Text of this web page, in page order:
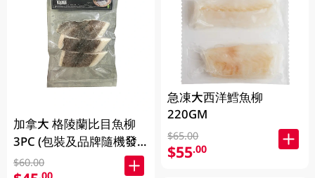
加拿大 格陵蘭比目魚柳
3PC (包裝及品牌隨機發
放)
$60.00
急凍大西洋鱈魚柳
220GM
$65.00
$55.00